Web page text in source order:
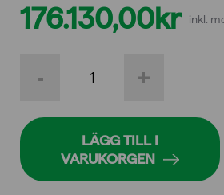
176.130,00kr inkl.
+
Rack
mängd
-
LÄGG TILL I
VARUKORGEN